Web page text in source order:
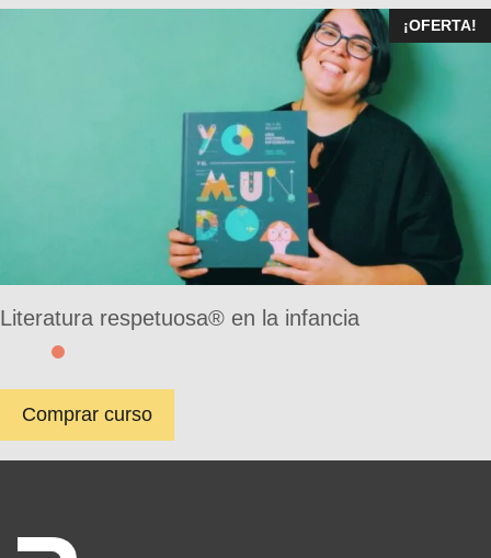
¡OFERTA!
Literatura respetuosa® en la infancia
Comprar curso